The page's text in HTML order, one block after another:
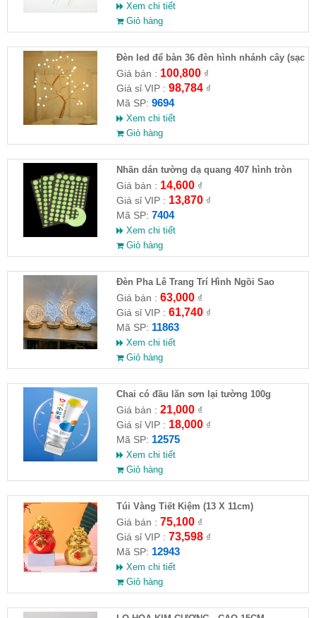
Xem chi tiết
Giỏ hàng
Đèn led để bàn 36 đèn hình nhánh cây (sạc
usb)
Giá bán : 100,800₫
Giá sỉ VIP : 98,784₫
Mã SP: 9694
Xem chi tiết
Giỏ hàng
Nhãn dán tường dạ quang 407 hình tròn
Giá bán : 14,600₫
Giá sỉ VIP : 13,870₫
Mã SP: 7404
Xem chi tiết
Giỏ hàng
Đèn Pha Lê Trang Trí Hình Ngồi Sao
Giá bán : 63,000₫
Giá sỉ VIP : 61,740₫
Mã SP: 11863
Xem chi tiết
Giỏ hàng
Chai có đầu lăn sơn lại tường 100g
Giá bán : 21,000₫
Giá sỉ VIP : 18,000₫
Mã SP: 12575
Xem chi tiết
Giỏ hàng
Túi Vàng Tiết Kiệm (13 X 11cm)
Giá bán : 75,100₫
Giá sỉ VIP : 73,598₫
Mã SP: 12943
Xem chi tiết
Giỏ hàng